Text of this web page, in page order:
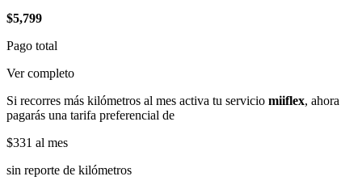
$5,799
Pago total
Ver completo
Si recorres más kilómetros al mes activa tu servicio miiflex, ahora
pagarás una tarifa preferencial de
$331 al mes
sin reporte de kilómetros